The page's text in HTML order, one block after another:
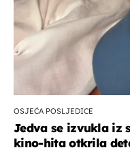
OSJEĆA POSLJEDICE
Jedva se izvukla iz
kino-hita otkrila